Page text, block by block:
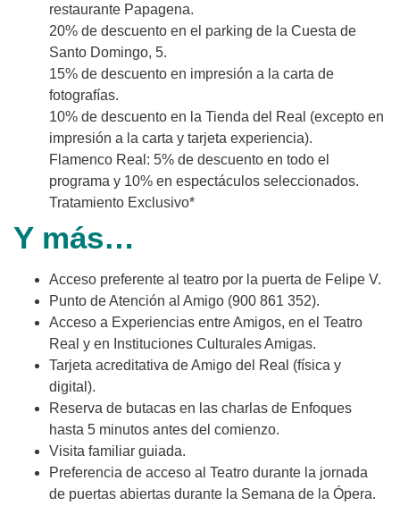
restaurante Papagena.
20% de descuento en el parking de la Cuesta de
Santo Domingo, 5.
15% de descuento en impresión a la carta de
fotografías.
10% de descuento en la Tienda del Real (excepto en
impresión a la carta y tarjeta experiencia).
Flamenco Real: 5% de descuento en todo el
programa y 10% en espectáculos seleccionados.
Tratamiento Exclusivo*
Y más…
Acceso preferente al teatro por la puerta de Felipe V.
Punto de Atención al Amigo (900 861 352).
Acceso a Experiencias entre Amigos, en el Teatro
Real y en Instituciones Culturales Amigas.
Tarjeta acreditativa de Amigo del Real (física y
digital).
Reserva de butacas en las charlas de Enfoques
hasta 5 minutos antes del comienzo.
Visita familiar guiada.
Preferencia de acceso al Teatro durante la jornada
de puertas abiertas durante la Semana de la Ópera.